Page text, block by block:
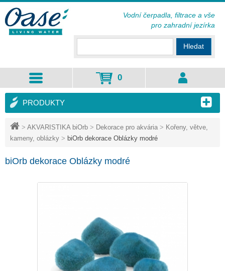
> AKVARISTIKA biOrb > Dekorace pro akvária > Kořeny, větve,
kameny, oblázky > biOrb dekorace Oblázky modré
biOrb dekorace Oblázky modré
PRODUKTY
Hledat
0
Vodní čerpadla, filtrace a vše
pro zahradní jezírka